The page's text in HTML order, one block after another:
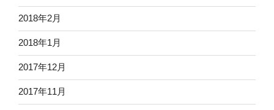
2018年2月
2018年1月
2017年12月
2017年11月